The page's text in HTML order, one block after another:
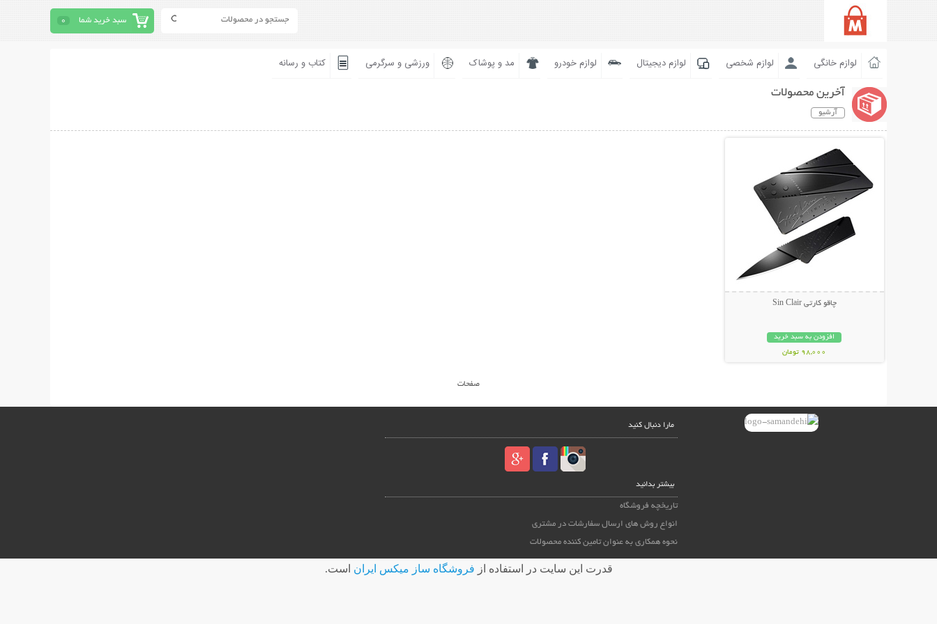
سبد خرید شما 0
لوازم خانگی لوازم شخصی لوازم دیجیتال لوازم خودرو مد و پوشاک ورزشی و سرگرمی کتاب و رسانه
آخرین محصولات
آرشیو
چاقو کارتی Sin Clair
افزودن به سبد خرید
98,000 تومان
صفحات
مارا دنبال کنید
بیشتر بدانید
تاریخچه فروشگاه
انواع روش های ارسال سفارشات در مشتری
نحوه همکاری به عنوان تامین کننده محصولات
قدرت اين سايت در استفاده از فروشگاه ساز ميکس ايران است.